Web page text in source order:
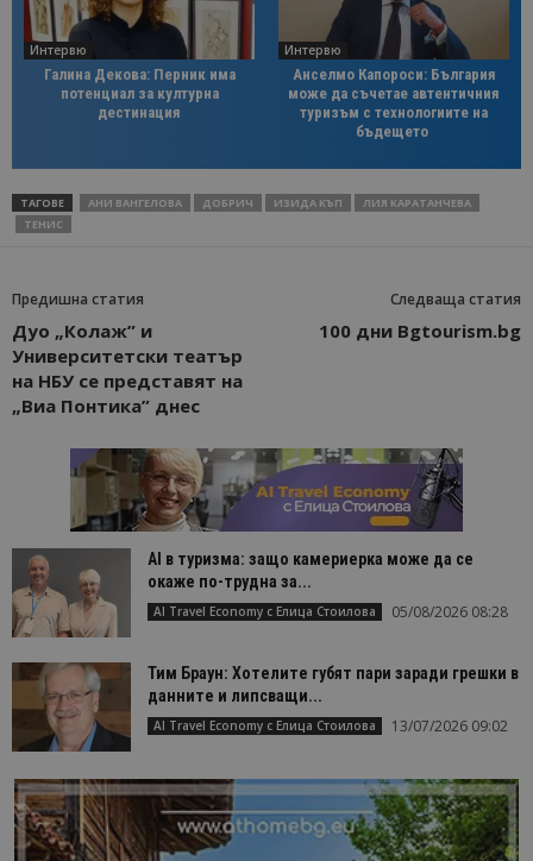
Интервю
Галина Декова: Перник има
потенциал за културна
дестинация
Интервю
Анселмо Капороси: България
може да съчетае автентичния
туризъм с технологиите на
бъдещето
ТАГОВЕ АНИ ВАНГЕЛОВА ДОБРИЧ ИЗИДА КЪП
ЛИЯ КАРАТАНЧЕВА
ТЕНИС
Предишна статия
Дуо „Колаж” и
Университетски театър
на НБУ се представят на
„Виа Понтика” днес
Следваща статия
100 дни Bgtourism.bg
AI в туризма: защо камериерка може да се
окаже по-трудна за...
AI Travel Economy с Елица Стоилова 05/08/2026 08:28
Тим Браун: Хотелите губят пари заради грешки в
данните и липсващи...
AI Travel Economy с Елица Стоилова 13/07/2026 09:02